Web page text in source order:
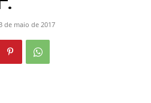
de maio de 2017